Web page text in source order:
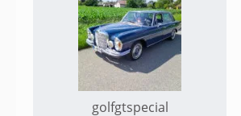
golfgtspecial